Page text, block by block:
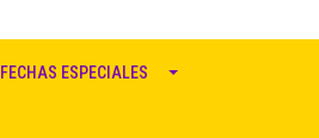
FECHAS ESPECIALES